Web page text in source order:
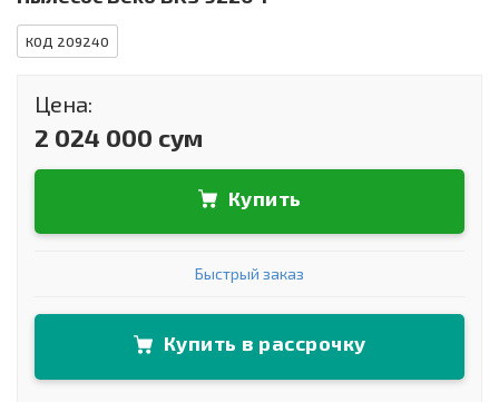
КОД 209240
Цена:
2 024 000 сум
Купить
Быстрый заказ
Купить в рассрочку